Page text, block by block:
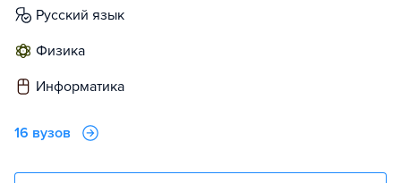
русский язык
физика
информатика
16 вузов